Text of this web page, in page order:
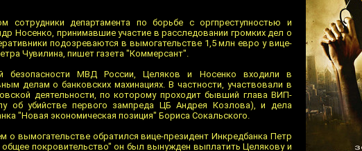
департамента по борьбе с оргпреступностью и
принимавшие участие в расследовании громких дел о
подозреваются в вымогательстве 1,5 млн евро у вице-
Чувилина, пишет газета "Коммерсант".
безопасности МВД России, Целяков и Носенко входили в
делам о банковских махинациях. В частности, участвовали в
деятельности, по которому проходит бывший глава ВИП-
об убийстве первого зампреда ЦБ Андрея Козлова), и дела
"Новая экономическая позиция" Бориса Сокальского.
о вымогательстве обратился вице-президент Инкредбанка Петр
покровительство" он был вынужден выплатить Целякову и